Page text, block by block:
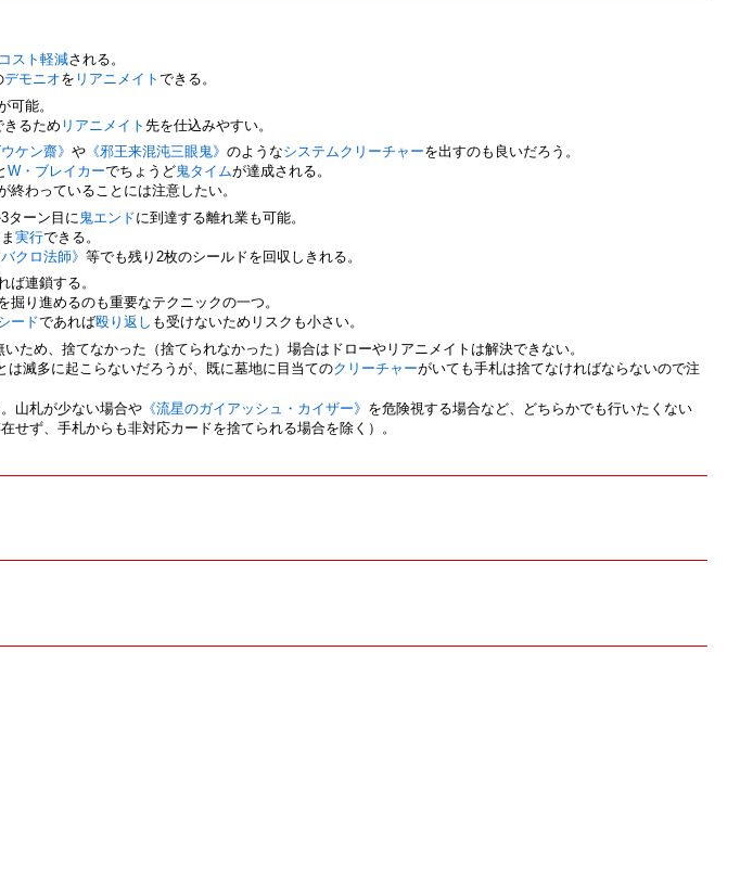
コスト軽減される。
デモニオを リアニメイトできる。
可能。
きるため リアニメイト先を仕込みやすい。
ウケン齋》や 《邪王来混沌三眼鬼》のようなシステムクリーチャーを出すのも良いだろう。
W・ブレイカーでちょうど鬼タイムが達成される。
終わっていることには注意したい。
ターン目に 鬼エンドに到達する離れ業も可能。
実行できる。
バクロ法師》等でも残り2枚のシールドを回収しきれる。
ば連鎖する。
掘り進めるのも重要なテクニックの一つ。
ードであれば殴り返し も受けないためリスクも小さい。
ため、捨てなかった（捨てられなかった）場合はドローやリアニメイトは解決できない。
滅多に起こらないだろうが、既に墓地に目当てのクリーチャーがいても手札は捨てなければならないので注
山札が少ない場合や《流星のガイアッシュ・カイザー》 を危険視する場合など、どちらかでも行いたくない
ず、手札からも非対応カードを捨てられる場合を除く）。